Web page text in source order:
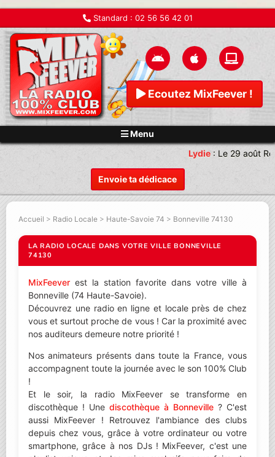
Standard : 02 56 56 42 01
Ecoutez MixFeever !
Menu
Envoie ta dédicace
Lydie:Le 29 août
Accueil > Radio Locale > Haute-Savoie 74 > Bonneville 74130
LA RADIO LOCALE DANS VOTRE VILLE BONNEVILLE
74130
MixFeever est la station favorite dans votre ville à
Bonneville (74 Haute-Savoie).
Découvrez une radio en ligne et locale près de chez
vous et surtout proche de vous ! Car la proximité avec
nos auditeurs demeure notre priorité !
Nos animateurs présents dans toute la France, vous
accompagnent toute la journée avec le son 100% Club
!
Et le soir, la radio MixFeever se transforme en
discothèque ! Une discothèque à Bonneville ? C'est
aussi MixFeever ! Retrouvez l'ambiance des clubs
depuis chez vous, grâce à votre ordinateur ou votre
smartphone, grâce à nos DJs ! MixFeever, c'est une